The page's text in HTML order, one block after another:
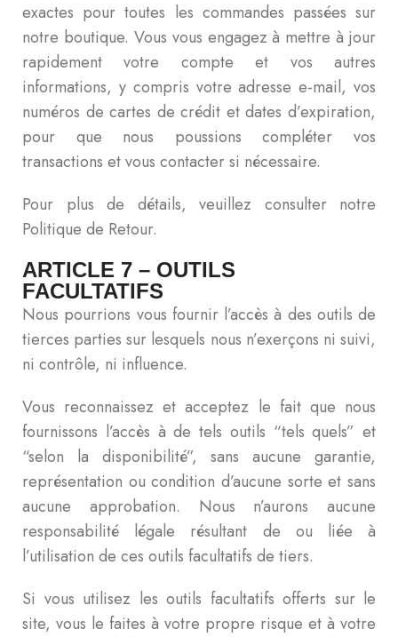
exactes pour toutes les commandes passées sur
notre boutique. Vous vous engagez à mettre à jour
rapidement votre compte et vos autres
informations, y compris votre adresse e-mail, vos
numéros de cartes de crédit et dates d’expiration,
pour que nous poussions compléter vos
transactions et vous contacter si nécessaire.
Pour plus de détails, veuillez consulter notre
Politique de Retour.
ARTICLE 7 – OUTILS
FACULTATIFS
Nous pourrions vous fournir l’accès à des outils de
tierces parties sur lesquels nous n’exerçons ni suivi,
ni contrôle, ni influence.
Vous reconnaissez et acceptez le fait que nous
fournissons l’accès à de tels outils “tels quels” et
“selon la disponibilité”, sans aucune garantie,
représentation ou condition d’aucune sorte et sans
aucune approbation. Nous n’aurons aucune
responsabilité légale résultant de ou liée à
l’utilisation de ces outils facultatifs de tiers.
Si vous utilisez les outils facultatifs offerts sur le
site, vous le faites à votre propre risque et à votre